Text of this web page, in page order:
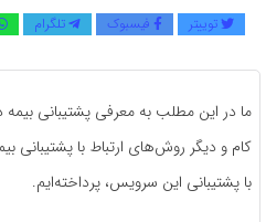
توییتر فیسبوک تلگرام
ما در این مطلب به معرفی پشتیبانی بیمه
کام و دیگر روش‌های ارتباط با پشتیبانی
با پشتیبانی این سرویس، پرداخته‌ایم.